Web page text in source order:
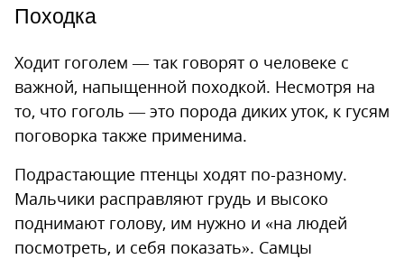
Походка
Ходит гоголем — так говорят о человеке с
важной, напыщенной походкой. Несмотря на
то, что гоголь — это порода диких уток, к гусям
поговорка также применима.
Подрастающие птенцы ходят по-разному.
Мальчики расправляют грудь и высоко
поднимают голову, им нужно и «на людей
посмотреть, и себя показать». Самцы